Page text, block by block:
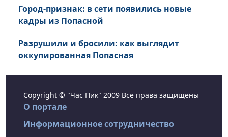
Город-признак: в сети появились новые
кадры из Попасной
Разрушили и бросили: как выглядит
оккупированная Попасная
Copyright © "Час Пик" 2009 Все права защищены
О портале
Информационное сотрудничество